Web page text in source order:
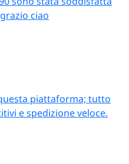
ciao
piattaforma; tutto
e spedizione veloce.